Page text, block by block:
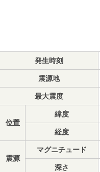
発生時刻
震源地
最大震度
位置
緯度
経度
震源
マグニチュード
深さ